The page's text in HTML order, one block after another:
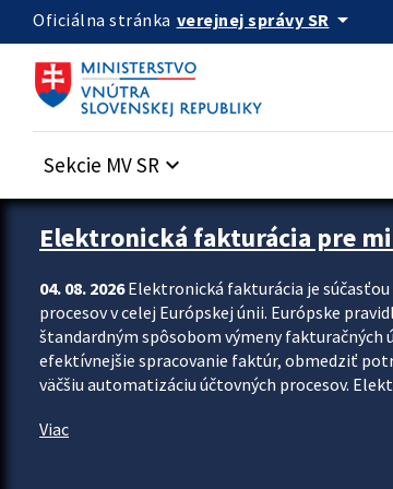
Preskocit na hlavný obsah
Oficiálna stránka verejnej správy SR arrow_drop_down
Sekcie MV SR keyboard_arrow_down
Zastavit automatický posun upútavok
Elektronická fakturácia pre
04. 08. 2026Elektronická fakturácia je
procesov v celej Európskej únii. Európske
štandardným spôsobom výmeny fakturačných
efektívnejšie spracovanie faktúr, obmedziť
väčšiu automatizáciu účtovných procesov.
Viac